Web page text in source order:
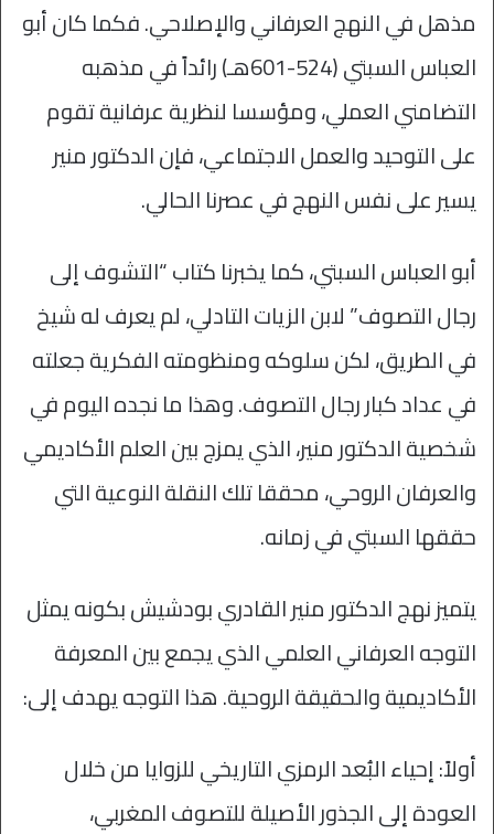
مذهل في النهج العرفاني والإصلاحي. فكما كان أبو
العباس السبتي (524-601هـ) رائداً في مذهبه
التضامني العملي، ومؤسسا لنظرية عرفانية تقوم
على التوحيد والعمل الاجتماعي، فإن الدكتور منير
يسير على نفس النهج في عصرنا الحالي.
أبو العباس السبتي، كما يخبرنا كتاب “التشوف إلى
رجال التصوف” لابن الزيات التادلي، لم يعرف له شيخ
في الطريق، لكن سلوكه ومنظومته الفكرية جعلته
في عداد كبار رجال التصوف. وهذا ما نجده اليوم في
شخصية الدكتور منير، الذي يمزج بين العلم الأكاديمي
والعرفان الروحي، محققا تلك النقلة النوعية التي
حققها السبتي في زمانه.
يتميز نهج الدكتور منير القادري بودشيش بكونه يمثل
التوجه العرفاني العلمي الذي يجمع بين المعرفة
الأكاديمية والحقيقة الروحية. هذا التوجه يهدف إلى:
أولاً: إحياء البُعد الرمزي التاريخي للزوايا من خلال
العودة إلى الجذور الأصيلة للتصوف المغربي،